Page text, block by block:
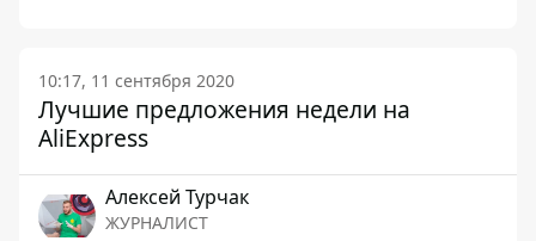
10:17, 11 сентября 2020
Лучшие предложения недели на
AliExpress
Алексей Турчак
ЖУРНАЛИСТ